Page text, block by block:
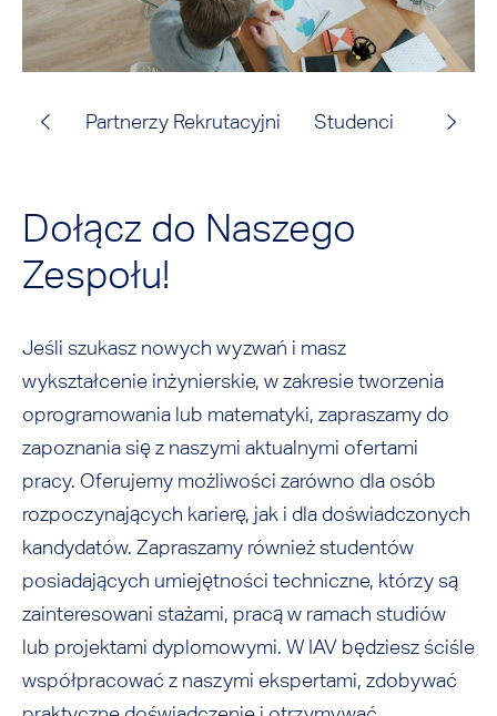
Partnerzy Rekrutacyjni Studenci
Dołącz do Naszego
Zespołu!
Jeśli szukasz nowych wyzwań i masz
wykształcenie inżynierskie, w zakresie tworzenia
oprogramowania lub matematyki, zapraszamy do
zapoznania się z naszymi aktualnymi ofertami
pracy. Oferujemy możliwości zarówno dla osób
rozpoczynających karierę, jak i dla doświadczonych
kandydatów. Zapraszamy również studentów
posiadających umiejętności techniczne, którzy są
zainteresowani stażami, pracą w ramach studiów
lub projektami dyplomowymi. W IAV będziesz ściśle
współpracować z naszymi ekspertami, zdobywać